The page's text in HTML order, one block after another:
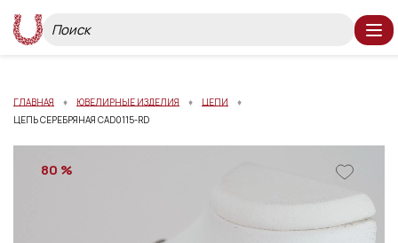
ГЛАВНАЯ ЮВЕЛИРНЫЕ ИЗДЕЛИЯ
ЦЕПИ
ЦЕПЬ СЕРЕБРЯНАЯ CAD0115-RD
80 %